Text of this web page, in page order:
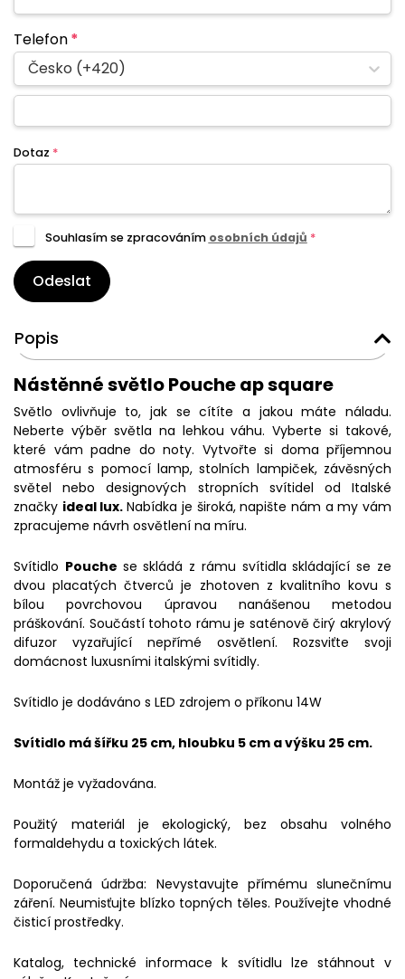
Telefon*
Česko (+420)
Dotaz *
Souhlasím se zpracováním osobních údajů *
Odeslat
Popis
Nástěnné světlo Pouche ap square
Světlo ovlivňuje to, jak se cítíte a jakou máte náladu.
Neberte výběr světla na lehkou váhu. Vyberte si takové,
které vám padne do noty. Vytvořte si doma příjemnou
atmosféru s pomocí lamp, stolních lampiček, závěsných
světel nebo designových stropních svítidel od Italské
značky ideal lux.Nabídka je široká, napište nám a my vám
zpracujeme návrh osvětlení na míru.
Svítidlo Pouche se skládá z rámu svítidla skládající se ze
dvou placatých čtverců je zhotoven z kvalitního kovu s
bílou povrchovou úpravou nanášenou metodou
práškování. Součástí tohoto rámu je saténově čirý akrylový
difuzor vyzařující nepřímé osvětlení. Rozsviťte svoji
domácnost luxusními italskými svítidly.
Svítidlo je dodáváno s LED zdrojem o příkonu 14W
Svítidlo má šířku 25 cm, hloubku 5 cm a výšku 25 cm.
Montáž je vyžadována.
Použitý materiál je ekologický, bez obsahu volného
formaldehydu a toxických látek.
Doporučená údržba: Nevystavujte přímému slunečnímu
záření. Neumisťujte blízko topných těles. Používejte vhodné
čisticí prostředky.
Katalog, technické informace k svítidlu lze stáhnout v